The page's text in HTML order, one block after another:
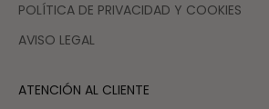
POLÍTICA DE PRIVACIDAD Y COOKIES
AVISO LEGAL
ATENCIÓN AL CLIENTE